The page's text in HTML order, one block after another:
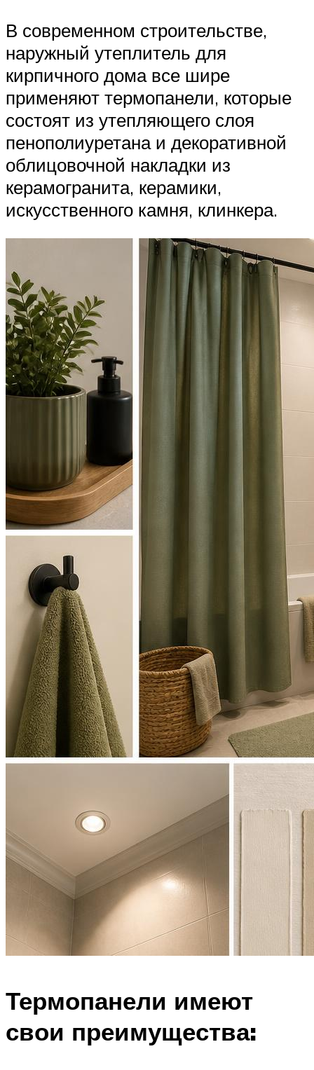
В современном строительстве,
наружный утеплитель для
кирпичного дома все шире
применяют термопанели, которые
состоят из утепляющего слоя
пенополиуретана и декоративной
облицовочной накладки из
керамогранита, керамики,
искусственного камня, клинкера.
Термопанели имеют
свои преимущества: